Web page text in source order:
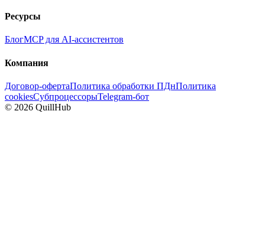
Ресурсы
БлогMCP для AI-ассистентов
Компания
Договор-офертаПолитика обработки ПДнПолитика
cookiesСубпроцессорыTelegram-бот
© 2026 QuillHub